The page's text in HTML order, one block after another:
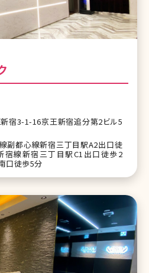
宿3-1-16京王新宿追分第2ビル5
副都心線新宿三丁目駅A2出口徒
宿線新宿三丁目駅C1出口徒歩2
口徒歩5分